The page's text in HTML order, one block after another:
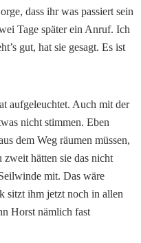
dass ihr was passiert sein
Tage später ein Anruf. Ich
gut, hat sie gesagt. Es ist
aufgeleuchtet. Auch mit der
nicht stimmen. Eben
dem Weg räumen müssen,
hätten sie das nicht
mit. Das wäre
sitzt ihm jetzt noch in allen
Horst nämlich fast